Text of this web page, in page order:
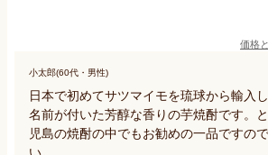
価格
小太郎(60代・男性)
日本で初めてサツマイモを琉球から輸入
名前が付いた芳醇な香りの芋焼酎です。
児島の焼酎の中でもお勧めの一品ですの